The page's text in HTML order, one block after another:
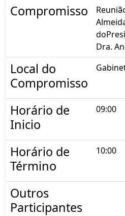
Compromisso
Dra.
Local do
Compromisso
Horário de
Inicio
09:00
Horário de
Término
10:00
Outros
Participantes